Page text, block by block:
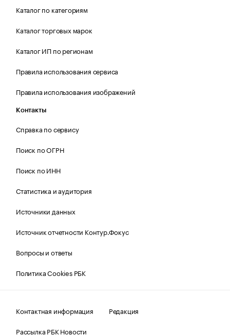
Каталог по категориям
Каталог торговых марок
Каталог ИП по регионам
Правила использования сервиса
Правила использования изображений
Контакты
Справка по сервису
Поиск по ОГРН
Поиск по ИНН
Статистика и аудитория
Источники данных
Источник отчетности Контур.Фокус
Вопросы и ответы
Политика Cookies РБК
Контактная информация
Редакция
Рассылка РБК Новости